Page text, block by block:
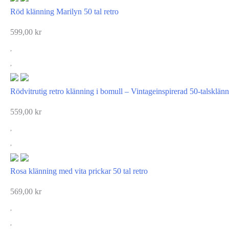
Röd klänning Marilyn 50 tal retro
599,00 kr
Rödvitrutig retro klänning i bomull – Vintageinspirerad 50-
559,00 kr
Rosa klänning med vita prickar 50 tal retro
569,00 kr